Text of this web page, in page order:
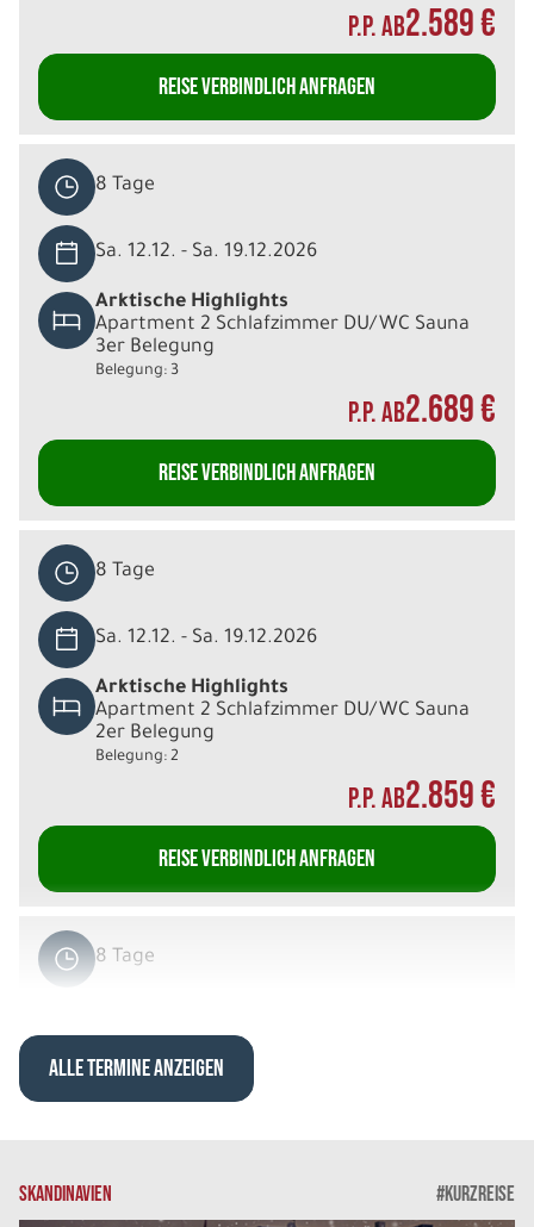
P.P. AB2.589 €
REISE VERBINDLICH ANFRAGEN
8 Tage
Sa. 12.12. - Sa. 19.12.2026
Arktische Highlights
Apartment 2 Schlafzimmer DU/WC Sauna
3er Belegung
Belegung: 3
P.P. AB2.689 €
REISE VERBINDLICH ANFRAGEN
8 Tage
Sa. 12.12. - Sa. 19.12.2026
Arktische Highlights
Apartment 2 Schlafzimmer DU/WC Sauna
2er Belegung
Belegung: 2
P.P. AB2.859 €
REISE VERBINDLICH ANFRAGEN
8 Tage
Arktische Highlights
Deluxe Villa DU/WC Sauna 2er Belegung
ALLE TERMINE ANZEIGEN
SKANDINAVIEN #KURZREISE